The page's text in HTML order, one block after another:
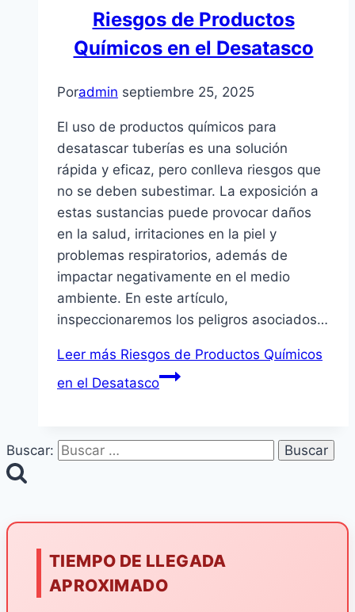
Riesgos de Productos
Químicos en el Desatasco
Poradmin septiembre 25, 2025
El uso de productos químicos para
desatascar tuberías es una solución
rápida y eficaz, pero conlleva riesgos que
no se deben subestimar. La exposición a
estas sustancias puede provocar daños
en la salud, irritaciones en la piel y
problemas respiratorios, además de
impactar negativamente en el medio
ambiente. En este artículo,
inspeccionaremos los peligros asociados…
Leer más Riesgos de Productos Químicos
en el Desatasco
Buscar:
TIEMPO DE LLEGADA
APROXIMADO